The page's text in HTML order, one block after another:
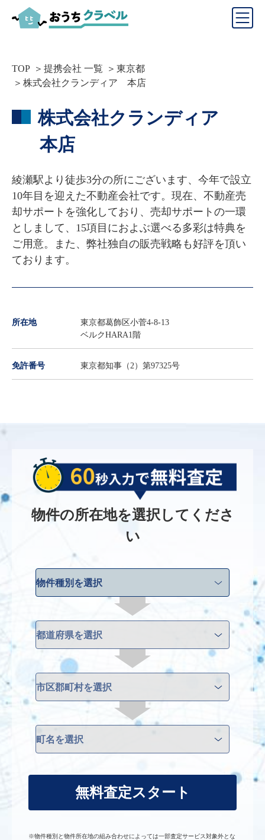
TOP 提携会社 一覧
東京都
株式会社クランディア 本店
株式会社クランディア
本店
綾瀬駅より徒歩3分の所にございます、今年で設立
10年目を迎えた不動産会社です。現在、不動産売
却サポートを強化しており、売却サポートの一環
としまして、15項目におよぶ選べる多彩は特典を
ご用意。また、弊社独自の販売戦略も好評を頂い
ております。
所在地
東京都葛飾区小菅4-8-13
ベルクHARA1階
免許番号 東京都知事（2）第97325号
物件の所在地を選択してくださ
い
無料査定スタート
※物件種別と物件所在地の組み合わせによっては一部査定サービス対象外とな